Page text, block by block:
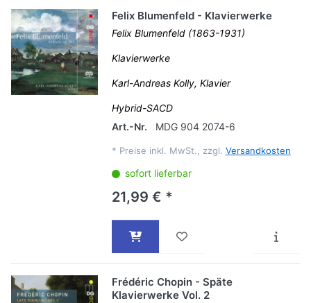
Felix Blumenfeld - Klavierwerke
Felix Blumenfeld (1863-1931)
Klavierwerke
Karl-Andreas Kolly, Klavier
Hybrid-SACD
Art.-Nr.
MDG 904 2074-6
* Preise inkl. MwSt., zzgl. Versandkosten
sofort lieferbar
21,99 € *
Frédéric Chopin - Späte
Klavierwerke Vol. 2